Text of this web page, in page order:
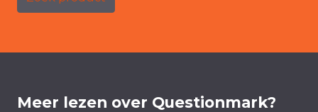
Meer lezen over Questionmark?